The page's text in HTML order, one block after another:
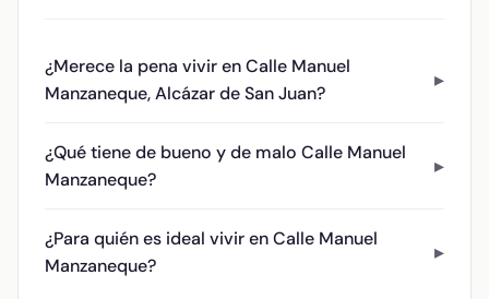
¿Merece la pena vivir en Calle Manuel
Manzaneque, Alcázar de San Juan?
¿Qué tiene de bueno y de malo Calle Manuel
Manzaneque?
¿Para quién es ideal vivir en Calle Manuel
Manzaneque?